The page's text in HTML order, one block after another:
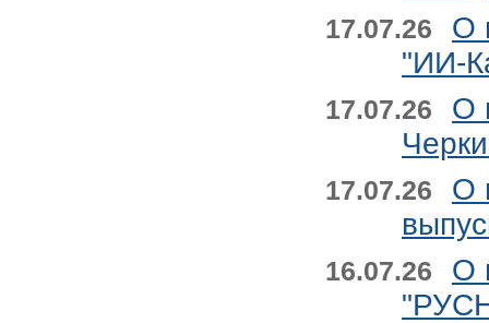
17.07.26
О
"ИИ-
17.07.26
О
17.07.26
О
16.07.26
О